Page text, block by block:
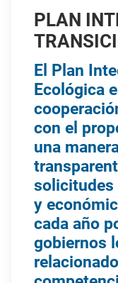
PLAN
El Plan
Ecológica
con el
una
solicitudes
y
cada año
gobiernos